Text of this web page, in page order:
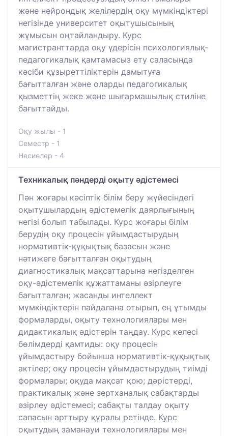
және нейрондық желілердің оқу мүмкіндіктері
негізінде университет оқытушысының
жұмысын оңтайландыру. Курс
магистранттарда оқу үдерісін психологиялық-
педагогикалық қамтамасыз ету саласында
кәсіби құзыреттіліктерін дамытуға
бағытталған және оларды педагогикалық
қызметтің жеке және шығармашылық стиліне
бағыттайды.
Оқу жылы - 1
Семестр - 1
Несиелер - 4
Техникалық пәндерді оқыту әдістемесі
Пән жоғары кәсіптік білім беру жүйесіндегі
оқытушылардың әдістемелік даярлығының
негізі болып табылады. Курс жоғары білім
берудің оқу процесін ұйымдастырудың
нормативтік-құқықтық базасын және
нәтижеге бағытталған оқытудың
диагностикалық мақсаттарына негізделген
оқу-әдістемелік құжаттаманы әзірлеуге
бағытталған; жасанды интеллект
мүмкіндіктерін пайдалана отырып, ең ұтымды
формаларды, оқыту технологиялары мен
дидактикалық әдістерін таңдау. Курс келесі
бөлімдерді қамтиды: оқу процесін
ұйымдастыру бойынша нормативтік-құқықтық
актілер; оқу процесін ұйымдастырудың тиімді
формалары; оқуда мақсат қою; дәрістерді,
практикалық және зертханалық сабақтарды
әзірлеу әдістемесі; сабақты талдау оқыту
сапасын арттыру құралы ретінде. Курс
оқытудың заманауи технологиялары мен